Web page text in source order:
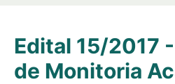
Edital 15/2017
de Monitoria